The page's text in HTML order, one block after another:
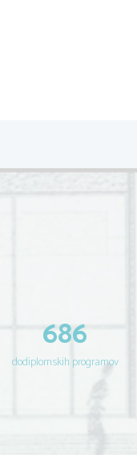
686
dodiplomskih programov